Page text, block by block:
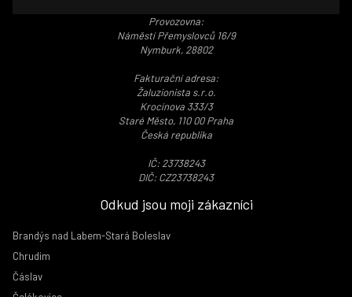
Provozovna:
Náměstí Přemyslovců 16/9
Nymburk, 28802
Fakturační adresa:
Žaluzionista s.r.o.
Krocínova 333/3
Staré Město, 110 00 Praha
Česká republika
IČ: 23738243
DIČ: CZ23738243
Odkud jsou moji zákazníci
Brandýs nad Labem-Stará Boleslav
Chrudim
Čáslav